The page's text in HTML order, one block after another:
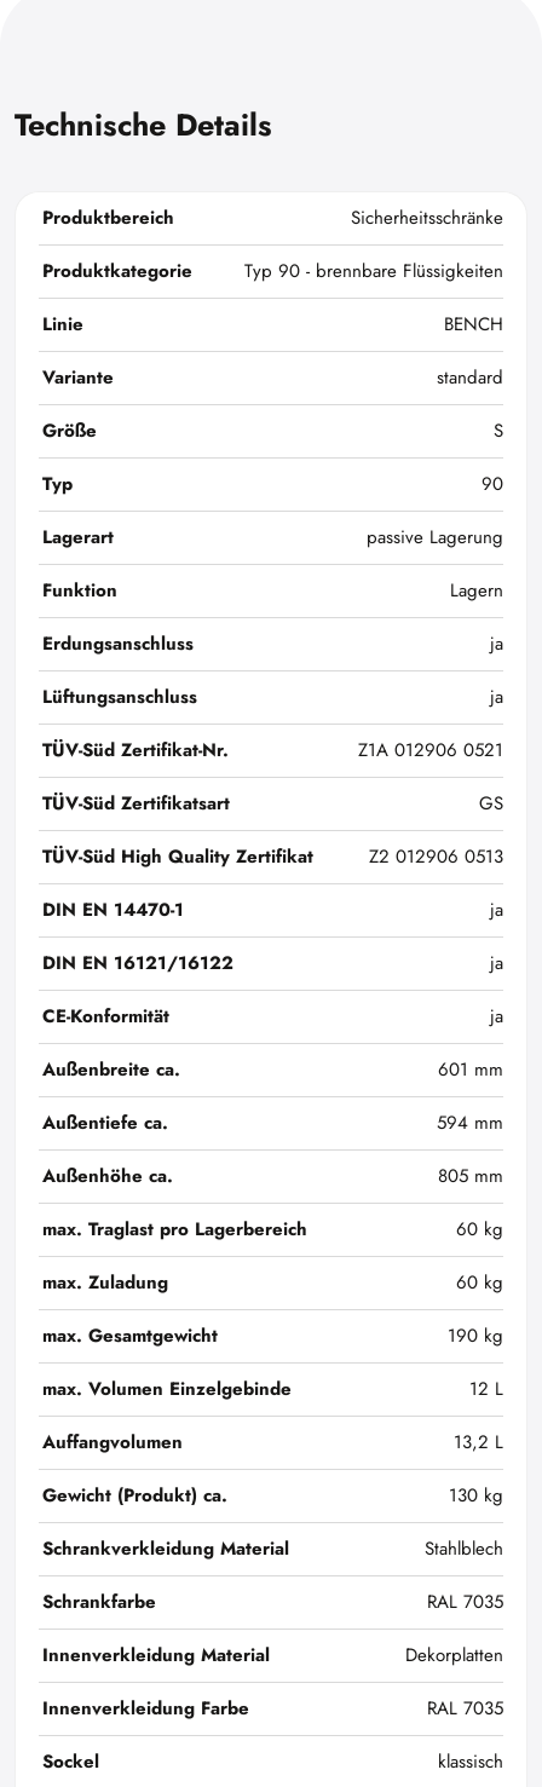
Technische Details
Produktbereich
Sicherheitsschränke
Produktkategorie
Typ 90 - brennbare Flüssigkeiten
Linie
BENCH
Variante
standard
Größe
S
Typ
90
Lagerart
passive Lagerung
Funktion
Lagern
Erdungsanschluss
ja
Lüftungsanschluss
ja
TÜV-Süd Zertifikat-Nr.
Z1A 012906 0521
TÜV-Süd Zertifikatsart
GS
TÜV-Süd High Quality Zertifikat
Z2 012906 0513
DIN EN 14470-1
ja
DIN EN 16121/16122
ja
CE-Konformität
ja
Außenbreite ca.
601 mm
Außentiefe ca.
594 mm
Außenhöhe ca.
805 mm
max. Traglast pro Lagerbereich
60 kg
max. Zuladung
60 kg
max. Gesamtgewicht
190 kg
max. Volumen Einzelgebinde
12 L
Auffangvolumen
13,2 L
Gewicht (Produkt) ca.
130 kg
Schrankverkleidung Material
Stahlblech
Schrankfarbe
RAL 7035
Innenverkleidung Material
Dekorplatten
Innenverkleidung Farbe
RAL 7035
Sockel
klassisch